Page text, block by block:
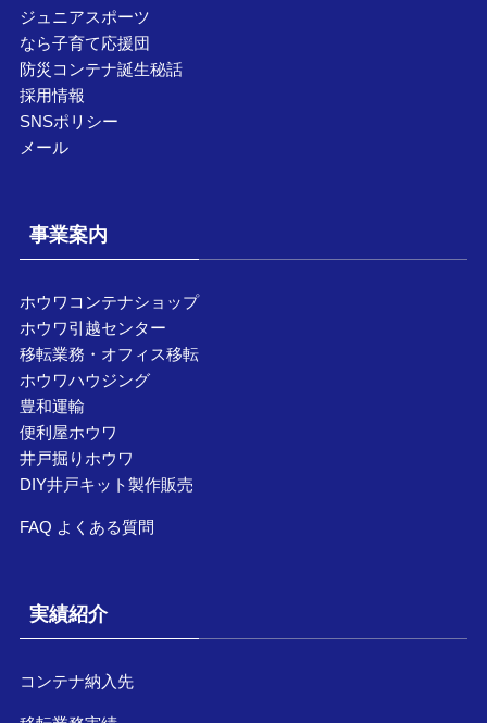
ジュニアスポーツ
なら子育て応援団
防災コンテナ誕生秘話
採用情報
SNSポリシー
メール
事業案内
ホウワコンテナショップ
ホウワ引越センター
移転業務・オフィス移転
ホウワハウジング
豊和運輸
便利屋ホウワ
井戸掘りホウワ
DIY井戸キット製作販売
FAQ よくある質問
実績紹介
コンテナ納入先